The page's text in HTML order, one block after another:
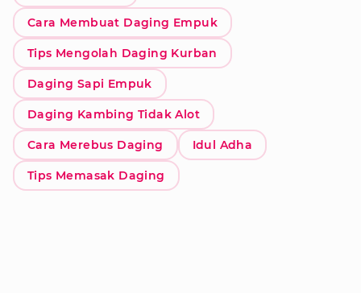
Cara Membuat Daging Empuk
Tips Mengolah Daging Kurban
Daging Sapi Empuk
Daging Kambing Tidak Alot
Cara Merebus Daging Idul Adha
Tips Memasak Daging